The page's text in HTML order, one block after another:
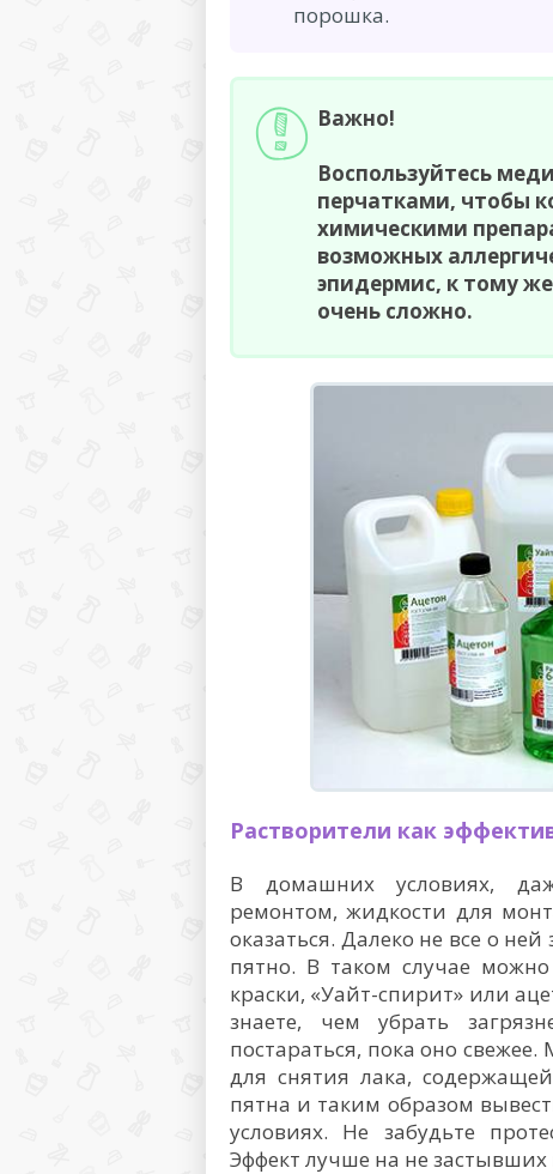
порошка.
Важно!
Воспользуйтесь
перчатками, чтобы
химическими
возможных
эпидермис, к тому
очень сложно.
Растворители как
В домашних условиях,
ремонтом, жидкости для
оказаться. Далеко не все о
пятно. В таком случае
краски, «Уайт-спирит» или
знаете, чем убрать
постараться, пока оно
для снятия лака,
пятна и таким образом
условиях. Не забудьте
Эффект лучше на не